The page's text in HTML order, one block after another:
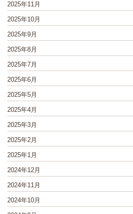
2025年11月
2025年10月
2025年9月
2025年8月
2025年7月
2025年6月
2025年5月
2025年4月
2025年3月
2025年2月
2025年1月
2024年12月
2024年11月
2024年10月